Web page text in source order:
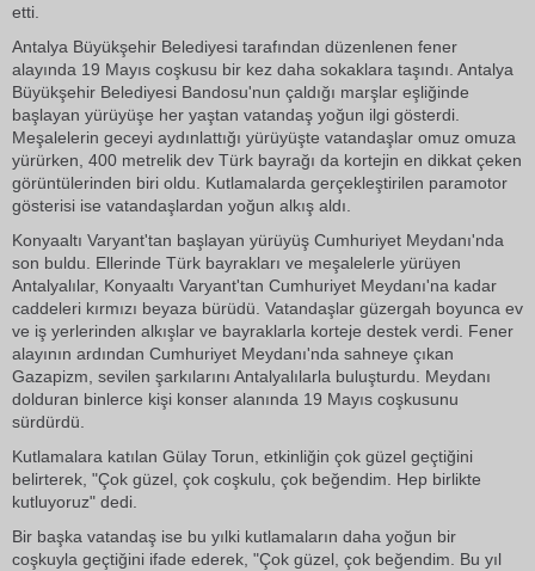
etti.
Antalya Büyükşehir Belediyesi tarafından düzenlenen fener
alayında 19 Mayıs coşkusu bir kez daha sokaklara taşındı. Antalya
Büyükşehir Belediyesi Bandosu'nun çaldığı marşlar eşliğinde
başlayan yürüyüşe her yaştan vatandaş yoğun ilgi gösterdi.
Meşalelerin geceyi aydınlattığı yürüyüşte vatandaşlar omuz omuza
yürürken, 400 metrelik dev Türk bayrağı da kortejin en dikkat çeken
görüntülerinden biri oldu. Kutlamalarda gerçekleştirilen paramotor
gösterisi ise vatandaşlardan yoğun alkış aldı.
Konyaaltı Varyant'tan başlayan yürüyüş Cumhuriyet Meydanı'nda
son buldu. Ellerinde Türk bayrakları ve meşalelerle yürüyen
Antalyalılar, Konyaaltı Varyant'tan Cumhuriyet Meydanı'na kadar
caddeleri kırmızı beyaza bürüdü. Vatandaşlar güzergah boyunca ev
ve iş yerlerinden alkışlar ve bayraklarla korteje destek verdi. Fener
alayının ardından Cumhuriyet Meydanı'nda sahneye çıkan
Gazapizm, sevilen şarkılarını Antalyalılarla buluşturdu. Meydanı
dolduran binlerce kişi konser alanında 19 Mayıs coşkusunu
sürdürdü.
Kutlamalara katılan Gülay Torun, etkinliğin çok güzel geçtiğini
belirterek, "Çok güzel, çok coşkulu, çok beğendim. Hep birlikte
kutluyoruz" dedi.
Bir başka vatandaş ise bu yılki kutlamaların daha yoğun bir
coşkuyla geçtiğini ifade ederek, "Çok güzel, çok beğendim. Bu yıl